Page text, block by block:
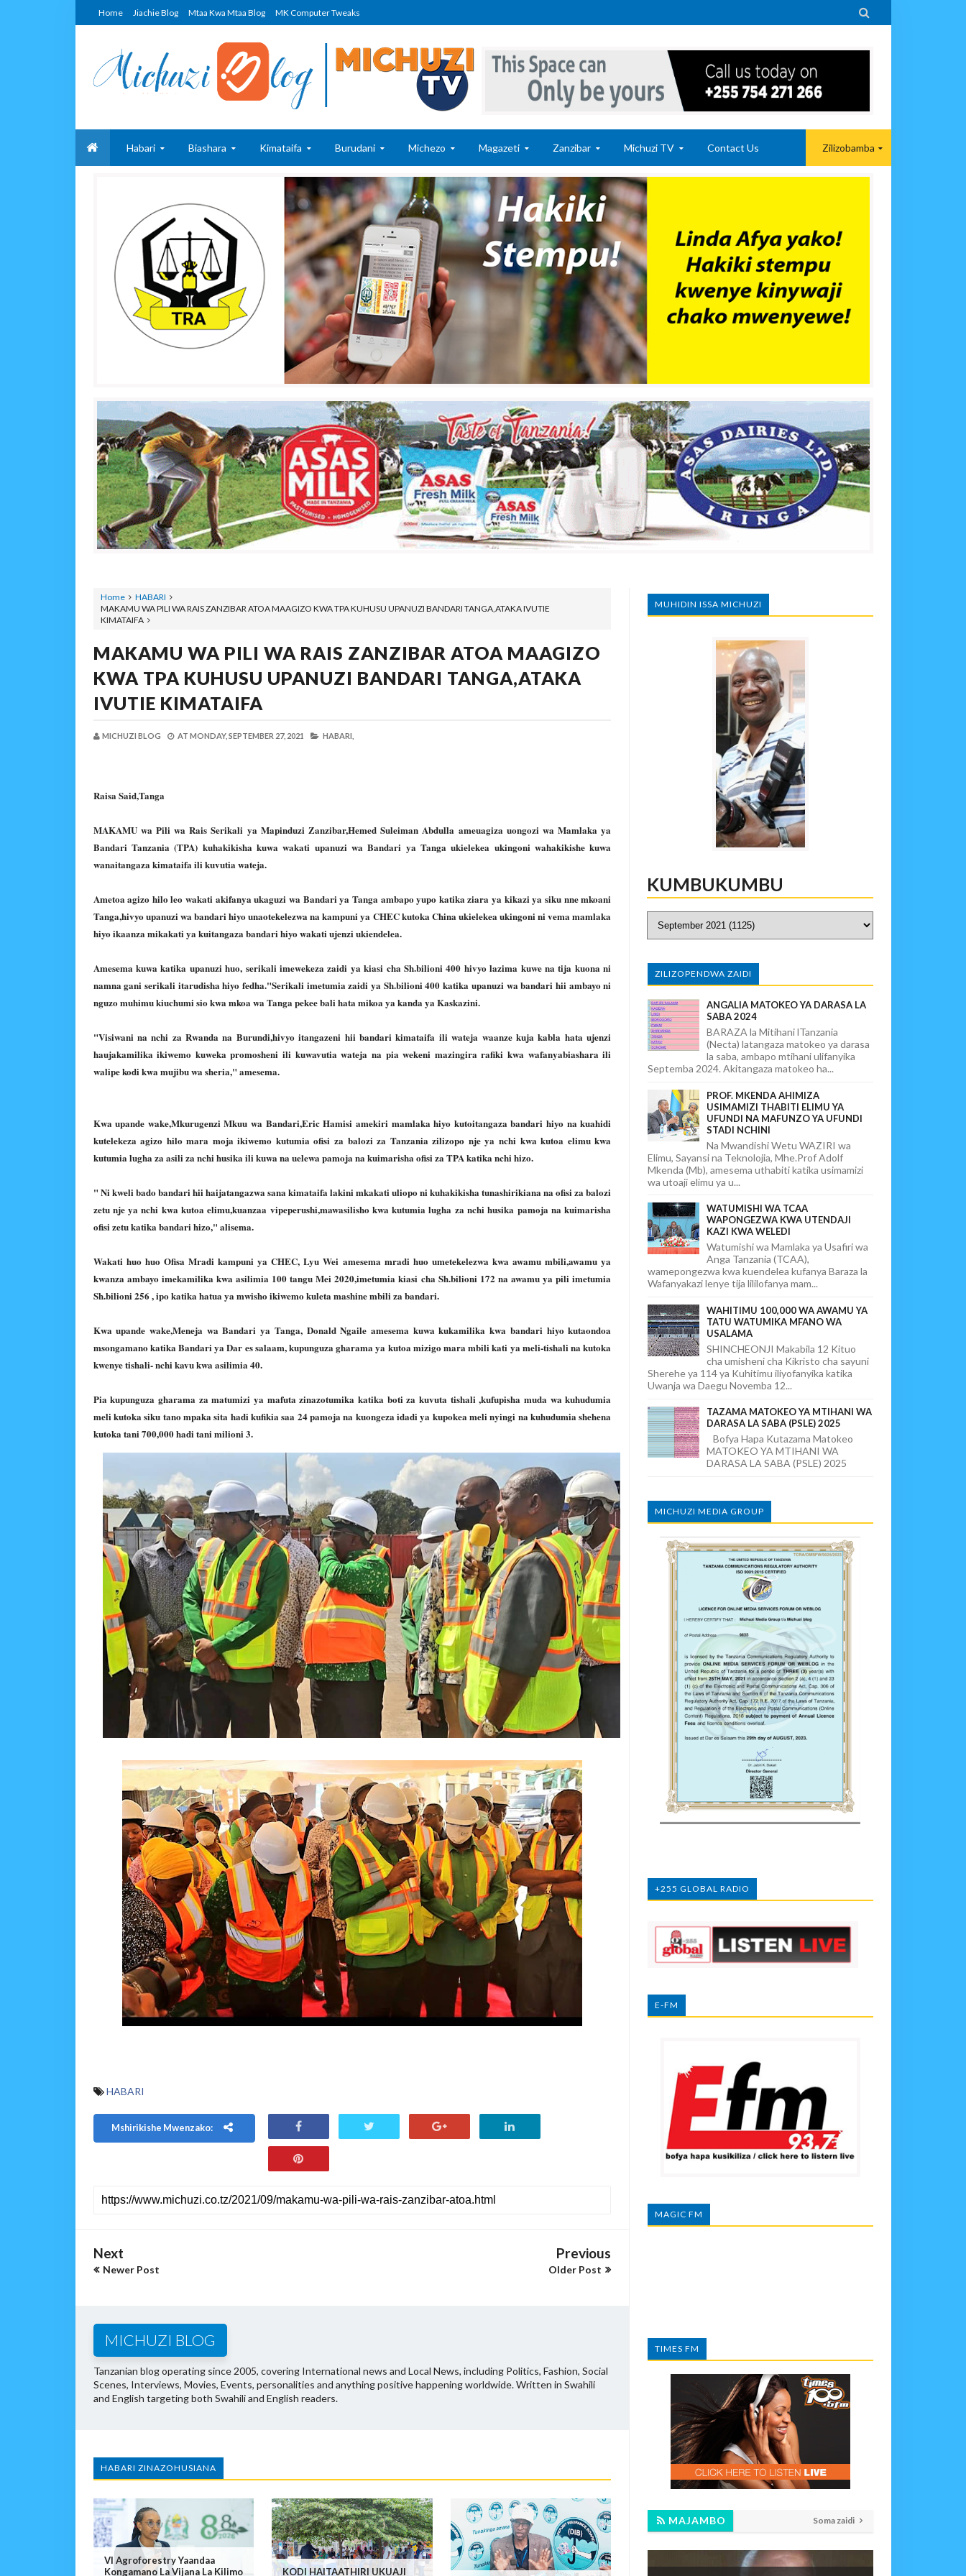
Home Jiachie Blog Mtaa Kwa Mtaa Blog MK Computer Tweaks 
Habari Biashara Kimataifa Burudani Michezo Magazeti Zanzibar Michuzi TV Contact Us Zilizobamba
Home
HABARI
MAKAMU WA PILI WA RAIS ZANZIBAR ATOA MAAGIZO KWA TPA KUHUSU UPANUZI BANDARI TANGA,ATAKA IVUTIE
KIMATAIFA
MAKAMU WA PILI WA RAIS ZANZIBAR ATOA MAAGIZO
KWA TPA KUHUSU UPANUZI BANDARI TANGA,ATAKA
IVUTIE KIMATAIFA
MICHUZI BLOG AT MONDAY, SEPTEMBER 27, 2021 HABARI,
Raisa Said,Tanga
MAKAMU wa Pili wa Rais Serikali ya Mapinduzi Zanzibar,Hemed Suleiman Abdulla ameuagiza uongozi wa Mamlaka ya
Bandari Tanzania (TPA) kuhakikisha kuwa wakati upanuzi wa Bandari ya Tanga ukielekea ukingoni wahakikishe kuwa
wanaitangaza kimataifa ili kuvutia wateja.
Ametoa agizo hilo leo wakati akifanya ukaguzi wa Bandari ya Tanga ambapo yupo katika ziara ya kikazi ya siku nne mkoani
Tanga,hivyo upanuzi wa bandari hiyo unaotekelezwa na kampuni ya CHEC kutoka China ukielekea ukingoni ni vema mamlaka
hiyo ikaanza mikakati ya kuitangaza bandari hiyo wakati ujenzi ukiendelea.
Amesema kuwa katika upanuzi huo, serikali imewekeza zaidi ya kiasi cha Sh.bilioni 400 hivyo lazima kuwe na tija kuona ni
namna gani serikali itarudisha hiyo fedha."Serikali imetumia zaidi ya Sh.bilioni 400 katika upanuzi wa bandari hii ambayo ni
nguzo muhimu kiuchumi sio kwa mkoa wa Tanga pekee bali hata mikoa ya kanda ya Kaskazini.
"Visiwani na nchi za Rwanda na Burundi,hivyo itangazeni hii bandari kimataifa ili wateja waanze kuja kabla hata ujenzi
haujakamilika ikiwemo kuweka promosheni ili kuwavutia wateja na pia wekeni mazingira rafiki kwa wafanyabiashara ili
walipe kodi kwa mujibu wa sheria," amesema.
Kwa upande wake,Mkurugenzi Mkuu wa Bandari,Eric Hamisi amekiri mamlaka hiyo kutoitangaza bandari hiyo na kuahidi
kutelekeza agizo hilo mara moja ikiwemo kutumia ofisi za balozi za Tanzania zilizopo nje ya nchi kwa kutoa elimu kwa
kutumia lugha za asili za nchi husika ili kuwa na uelewa pamoja na kuimarisha ofisi za TPA katika nchi hizo.
" Ni kweli bado bandari hii haijatangazwa sana kimataifa lakini mkakati uliopo ni kuhakikisha tunashirikiana na ofisi za balozi
zetu nje ya nchi kwa kutoa elimu,kuanzaa vipeperushi,mawasilisho kwa kutumia lugha za nchi husika pamoja na kuimarisha
ofisi zetu katika bandari hizo," alisema.
Wakati huo huo Ofisa Mradi kampuni ya CHEC, Lyu Wei amesema mradi huo umetekelezwa kwa awamu mbili,awamu ya
kwanza ambayo imekamilika kwa asilimia 100 tangu Mei 2020,imetumia kiasi cha Sh.bilioni 172 na awamu ya pili imetumia
Sh.bilioni 256 , ipo katika hatua ya mwisho ikiwemo kuleta mashine mbili za bandari.
Kwa upande wake,Meneja wa Bandari ya Tanga, Donald Ngaile amesema kuwa kukamilika kwa bandari hiyo kutaondoa
msongamano katika Bandari ya Dar es salaam, kupunguza gharama ya kutoa mizigo mara mbili kati ya meli-tishali na kutoka
kwenye tishali- nchi kavu kwa asilimia 40.
Pia kupunguza gharama za matumizi ya mafuta zinazotumika katika boti za kuvuta tishali ,kufupisha muda wa kuhudumia
meli kutoka siku tano mpaka sita hadi kufikia saa 24 pamoja na kuongeza idadi ya kupokea meli nyingi na kuhudumia shehena
kutoka tani 700,000 hadi tani milioni 3.
HABARI
Mshirikishe Mwenzako:
Next
Newer Post
Previous
Older Post
MICHUZI BLOG
Tanzanian blog operating since 2005, covering International news and Local News, including Politics, Fashion, Social
Scenes, Interviews, Movies, Events, personalities and anything positive happening worldwide. Written in Swahili
and English targeting both Swahili and English readers.
HABARI ZINAZOHUSIANA
VI Agroforestry Yaandaa
Kongamano La Vijana La Kilimo
KODI HAITAATHIRI UKUAJI
MUHIDIN ISSA MICHUZI
KUMBUKUMBU
ZILIZOPENDWA ZAIDI
ANGALIA MATOKEO YA DARASA LA
SABA 2024
BARAZA la Mitihani lTanzania
(Necta) latangaza matokeo ya darasa
la saba, ambapo mtihani ulifanyika
Septemba 2024. Akitangaza matokeo ha...
PROF. MKENDA AHIMIZA
USIMAMIZI THABITI ELIMU YA
UFUNDI NA MAFUNZO YA UFUNDI
STADI NCHINI
Na Mwandishi Wetu WAZIRI wa
Elimu, Sayansi na Teknolojia, Mhe.Prof Adolf
Mkenda (Mb), amesema uthabiti katika usimamizi
wa utoaji elimu ya u...
WATUMISHI WA TCAA
WAPONGEZWA KWA UTENDAJI
KAZI KWA WELEDI
Watumishi wa Mamlaka ya Usafiri wa
Anga Tanzania (TCAA),
wamepongezwa kwa kuendelea kufanya Baraza la
Wafanyakazi lenye tija lililofanya mam...
WAHITIMU 100,000 WA AWAMU YA
TATU WATUMIKA MFANO WA
USALAMA
SHINCHEONJI Makabila 12 Kituo
cha umisheni cha Kikristo cha sayuni
Sherehe ya 114 ya Kuhitimu iliyofanyika katika
Uwanja wa Daegu Novemba 12...
TAZAMA MATOKEO YA MTIHANI WA
DARASA LA SABA (PSLE) 2025
Bofya Hapa Kutazama Matokeo
MATOKEO YA MTIHANI WA
DARASA LA SABA (PSLE) 2025
MICHUZI MEDIA GROUP
+255 GLOBAL RADIO
E-FM
MAGIC FM
TIMES FM
MAJAMBO Soma zaidi